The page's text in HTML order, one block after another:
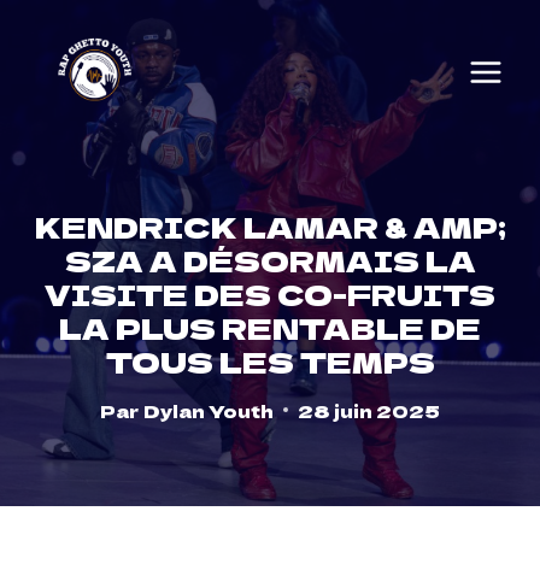
content
KENDRICK LAMAR & AMP;
SZA A DÉSORMAIS LA
VISITE DES CO-FRUITS
LA PLUS RENTABLE DE
TOUS LES TEMPS
Par Dylan Youth 28 juin 2025